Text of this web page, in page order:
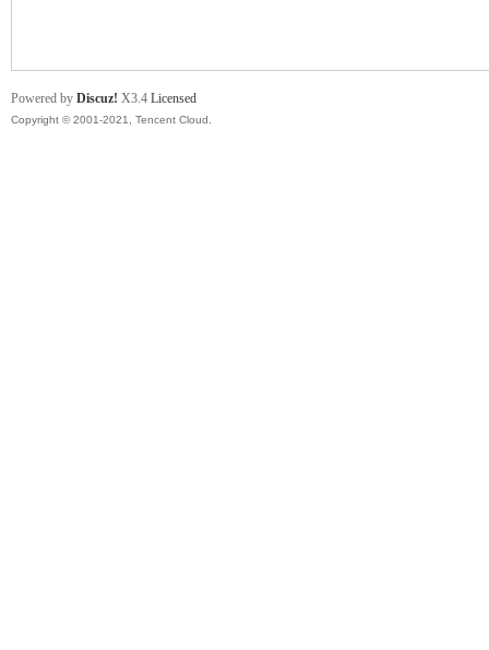
Powered by Discuz! X3.4 Licensed
Copyright © 2001-2021, Tencent Cloud.